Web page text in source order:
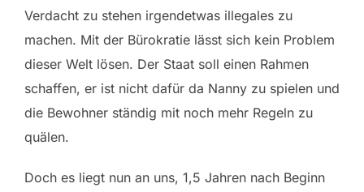
Verdacht zu stehen irgendetwas illegales zu
machen. Mit der Bürokratie lässt sich kein Problem
dieser Welt lösen. Der Staat soll einen Rahmen
schaffen, er ist nicht dafür da Nanny zu spielen und
die Bewohner ständig mit noch mehr Regeln zu
quälen.
Doch es liegt nun an uns, 1,5 Jahren nach Beginn